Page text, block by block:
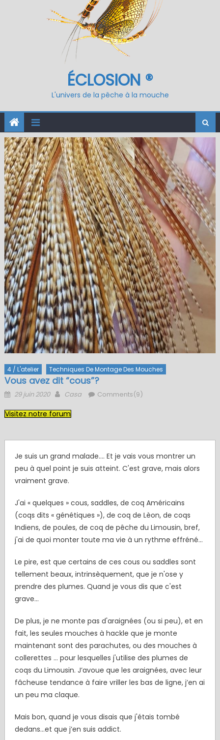
ÉCLOSION ®
L'univers de la pêche à la mouche
4 / L'atelier Techniques De Montage Des Mouches
Vous avez dit “cous”?
Posted
29 juin 2020 Author
Casa Comments(9)
Visitez notre forum
Je suis un grand malade…. Et je vais vous montrer un
peu à quel point je suis atteint. C'est grave, mais alors
vraiment grave.
J'ai « quelques » cous, saddles, de coq Américains
(coqs dits « génétiques »), de coq de Lèon, de coqs
Indiens, de poules, de coq de pêche du Limousin, bref,
j'ai de quoi monter toute ma vie à un rythme effréné...
Le pire, est que certains de ces cous ou saddles sont
tellement beaux, intrinsèquement, que je n'ose y
prendre des plumes. Quand je vous dis que c'est
grave...
De plus, je ne monte pas d'araignées (ou si peu), et en
fait, les seules mouches à hackle que je monte
maintenant sont des parachutes, ou des mouches à
collerettes ... pour lesquelles j'utilise des plumes de
coqs du Limousin. J’avoue que les araignées, avec leur
fâcheuse tendance à faire vriller les bas de ligne, j’en ai
un peu ma claque.
Mais bon, quand je vous disais que j'étais tombé
dedans…et que j’en suis addict.